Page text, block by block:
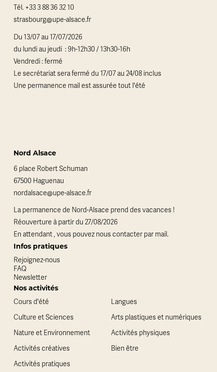
Tél. +33 3 88 36 32 10
strasbourg@upe-alsace.fr
Du 13/07 au 17/07/2026
du lundi au jeudi : 9h-12h30 / 13h30-16h
Vendredi : fermé
Le secrétariat sera fermé du 17/07 au 24/08 inclus
Une permanence mail est assurée tout l'été
Nord Alsace
6 place Robert Schuman
67500 Haguenau
nordalsace@upe-alsace.fr
La permanence de Nord-Alsace prend des vacances !
Réouverture à partir du 27/08/2026
En attendant , vous pouvez nous contacter par mail.
Infos pratiques
Rejoignez-nous
FAQ
Newsletter
Nos activités
Cours d'été
Langues
Culture et Sciences
Arts plastiques et numériques
Nature et Environnement
Activités physiques
Activités créatives
Bien être
Activités pratiques